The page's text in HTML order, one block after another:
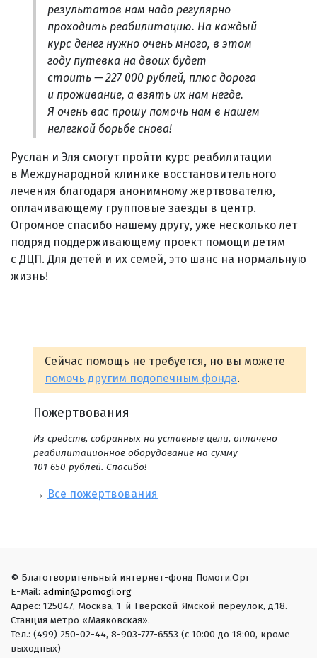
результатов нам надо регулярно
проходить реабилитацию. На каждый
курс денег нужно очень много, в этом
году путевка на двоих будет
стоить — 227 000 рублей, плюс дорога
и проживание, а взять их нам негде.
Я очень вас прошу помочь нам в нашем
нелегкой борьбе снова!
Руслан и Эля смогут пройти курс реабилитации
в Международной клинике восстановительного
лечения благодаря анонимному жертвователю,
оплачивающему групповые заезды в центр.
Огромное спасибо нашему другу, уже несколько лет
подряд поддерживающему проект помощи детям
с ДЦП. Для детей и их семей, это шанс на нормальную
жизнь!
Сейчас помощь не требуется, но вы можете
помочь другим подопечным фонда.
Пожертвования
Из средств, собранных на уставные цели, оплачено
реабилитационное оборудование на сумму
101 650 рублей. Спасибо!
→ Все пожертвования
© Благотворительный интернет-фонд Помоги.Орг
E-Mail: admin@pomogi.org
Адрес: 125047, Москва, 1-й Тверской-Ямской переулок, д.18.
Станция метро «Маяковская».
Тел.: (499) 250-02-44, 8-903-777-6553 (с 10:00 до 18:00, кроме
выходных)